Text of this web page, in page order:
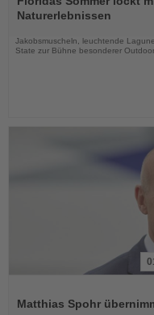
dieNaturerlebnissen
Jakobsmuscheln, leuchtende
State zur Bühne besonderer
dieMatthias Spohr